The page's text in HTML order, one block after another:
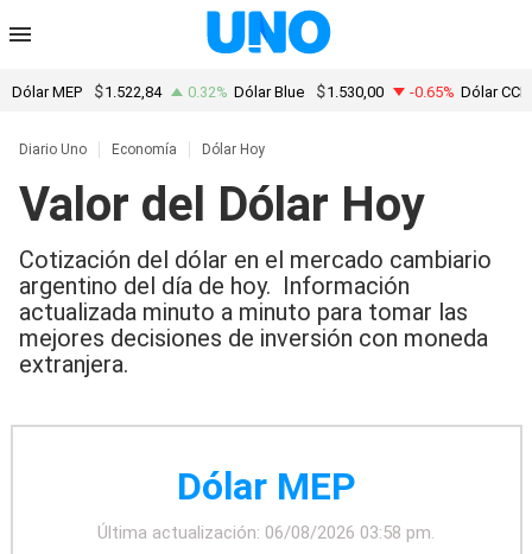
Dólar MEP 1.522,84 0.32% Dólar Blue 1.530,00 -0.65% Dólar
Diario Uno Economía Dólar Hoy
Valor del Dólar Hoy
Cotización del dólar en el mercado cambiario
argentino del día de hoy. Información
actualizada minuto a minuto para tomar las
mejores decisiones de inversión con moneda
extranjera.
Dólar MEP
Última actualización: 06/08/2026 03:58 pm.